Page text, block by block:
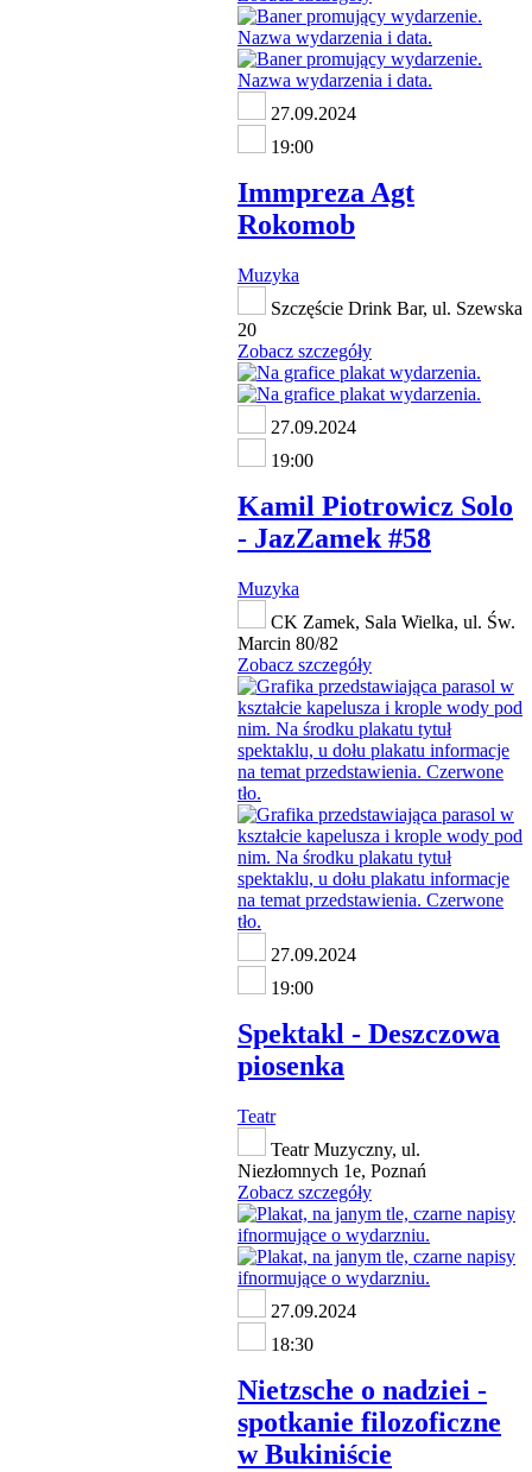
27.09.2024
19:00
Immpreza Agt
Rokomob
Muzyka
Szczęście Drink Bar, ul. Szewska
20
Zobacz szczegóły
27.09.2024
19:00
Kamil Piotrowicz Solo
- JazZamek #58
Muzyka
CK Zamek, Sala Wielka, ul. Św.
Marcin 80/82
Zobacz szczegóły
27.09.2024
19:00
Spektakl - Deszczowa
piosenka
Teatr
Teatr Muzyczny, ul.
Niezłomnych 1e, Poznań
Zobacz szczegóły
27.09.2024
18:30
Nietzsche o nadziei -
spotkanie filozoficzne
w Bukiniście